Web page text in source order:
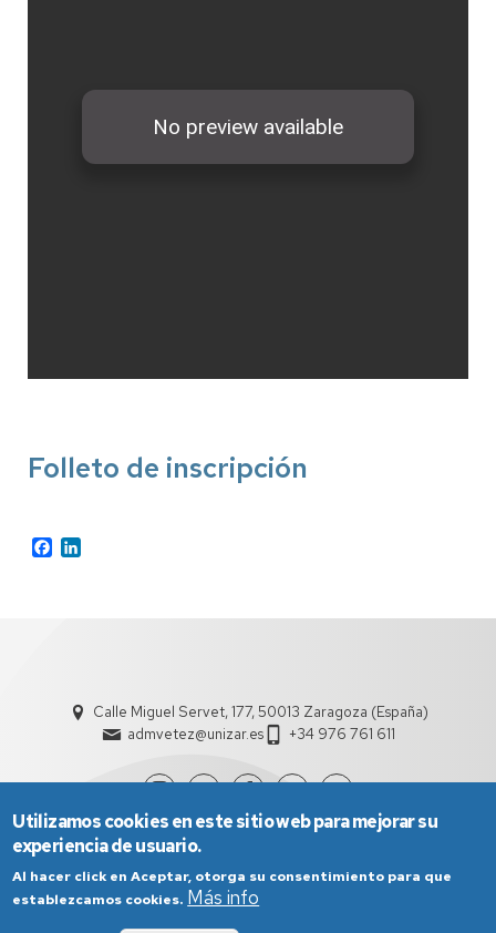
Folleto de inscripción
Facebook
Calle Miguel Servet, 177, 50013 Zaragoza (España)
admvetez@unizar.es
+34 976 761 611
Utilizamos cookies en este sitio web para mejorar su
experiencia de usuario.
Al hacer click en Aceptar, otorga su consentimiento para que
establezcamos cookies. Más info